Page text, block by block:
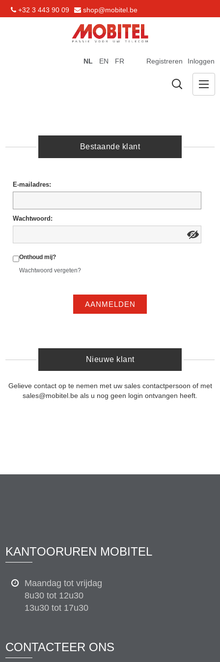
+32 3 443 90 09 shop@mobitel.be
Registreren Inloggen
NL EN FR
Bestaande klant
E-mailadres:
Wachtwoord:
Onthoud mij?
Wachtwoord vergeten?
AANMELDEN
Nieuwe klant
Gelieve contact op te nemen met uw sales contactpersoon of met
sales@mobitel.be als u nog geen login ontvangen heeft.
KANTOORUREN MOBITEL
Maandag tot vrijdag
8u30 tot 12u30
13u30 tot 17u30
CONTACTEER ONS